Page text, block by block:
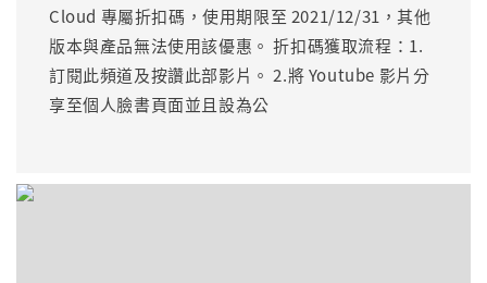
Cloud 專屬折扣碼，使用期限至 2021/12/31，其他
版本與產品無法使用該優惠。 折扣碼獲取流程：1.
訂閱此頻道及按讚此部影片。 2.將 Youtube 影片分
享至個人臉書頁面並且設為公